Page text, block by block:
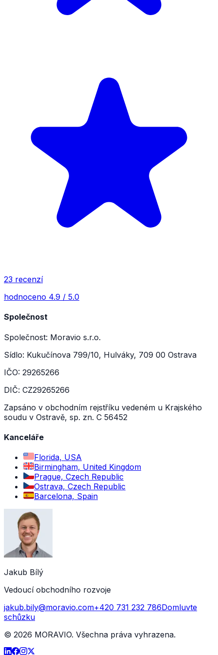
23 recenzí
hodnoceno 4.9 / 5.0
Společnost
Společnost: Moravio s.r.o.
Sídlo: Kukučínova 799/10, Hulváky, 709 00 Ostrava
IČO: 29265266
DIČ: CZ29265266
Zapsáno v obchodním rejstříku vedeném u Krajského
soudu v Ostravě, sp. zn. C 56452
Kanceláře
Florida, USA
Birmingham, United Kingdom
Prague, Czech Republic
Ostrava, Czech Republic
Barcelona, Spain
Jakub Bílý
Vedoucí obchodního rozvoje
jakub.bily@moravio.com+420 731 232 786Domluvte
schůzku
© 2026 MORAVIO. Všechna práva vyhrazena.